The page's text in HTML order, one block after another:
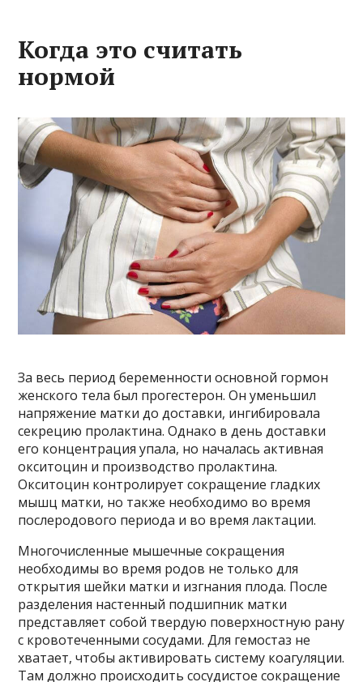
Когда это считать
нормой
За весь период беременности основной гормон
женского тела был прогестерон. Он уменьшил
напряжение матки до доставки, ингибировала
секрецию пролактина. Однако в день доставки
его концентрация упала, но началась активная
окситоцин и производство пролактина.
Окситоцин контролирует сокращение гладких
мышц матки, но также необходимо во время
послеродового периода и во время лактации.
Многочисленные мышечные сокращения
необходимы во время родов не только для
открытия шейки матки и изгнания плода. После
разделения настенный подшипник матки
представляет собой твердую поверхностную рану
с кровотеченными сосудами. Для гемостаз не
хватает, чтобы активировать систему коагуляции.
Там должно происходить сосудистое сокращение